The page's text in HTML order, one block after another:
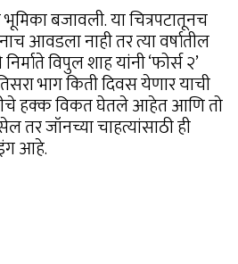
भूमिका बजावली. या चित्रपटातूनच
आवडला नाही तर त्या वर्षातील
विपुल शाह यांनी ‘फोर्स २’
भाग किती दिवस येणार याची
हक्क विकत घेतले आहेत आणि तो
तर जॉनच्या चाहत्यांसाठी ही
आहे.